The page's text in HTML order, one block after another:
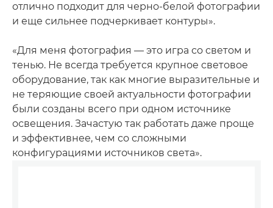
отлично подходит для черно-белой фотографии
и еще сильнее подчеркивает контуры».
«Для меня фотография — это игра со светом и
тенью. Не всегда требуется крупное световое
оборудование, так как многие выразительные и
не теряющие своей актуальности фотографии
были созданы всего при одном источнике
освещения. Зачастую так работать даже проще
и эффективнее, чем со сложными
конфигурациями источников света».